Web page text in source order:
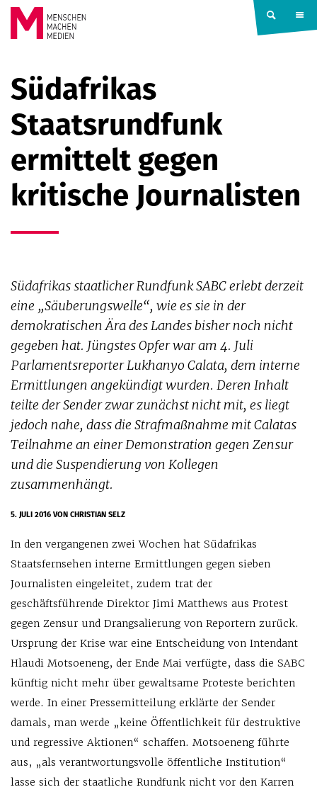
Springe zum Inhalt
MACHEN
MEDIEN
Südafrikas
Staatsrundfunk
ermittelt gegen
kritische Journalisten
Südafrikas staatlicher Rundfunk SABC erlebt derzeit
eine „Säuberungswelle“, wie es sie in der
demokratischen Ära des Landes bisher noch nicht
gegeben hat. Jüngstes Opfer war am 4. Juli
Parlamentsreporter Lukhanyo Calata, dem interne
Ermittlungen angekündigt wurden. Deren Inhalt
teilte der Sender zwar zunächst nicht mit, es liegt
jedoch nahe, dass die Strafmaßnahme mit Calatas
Teilnahme an einer Demonstration gegen Zensur
und die Suspendierung von Kollegen
zusammenhängt.
5. JULI 2016VON CHRISTIAN SELZ
In den vergangenen zwei Wochen hat Südafrikas
Staatsfernsehen interne Ermittlungen gegen sieben
Journalisten eingeleitet, zudem trat der
geschäftsführende Direktor Jimi Matthews aus Protest
gegen Zensur und Drangsalierung von Reportern zurück.
Ursprung der Krise war eine Entscheidung von Intendant
Hlaudi Motsoeneng, der Ende Mai verfügte, dass die SABC
künftig nicht mehr über gewaltsame Proteste berichten
werde. In einer Pressemitteilung erklärte der Sender
damals, man werde „keine Öffentlichkeit für destruktive
und regressive Aktionen“ schaffen. Motsoeneng führte
aus, „als verantwortungsvolle öffentliche Institution“
lasse sich der staatliche Rundfunk nicht vor den Karren